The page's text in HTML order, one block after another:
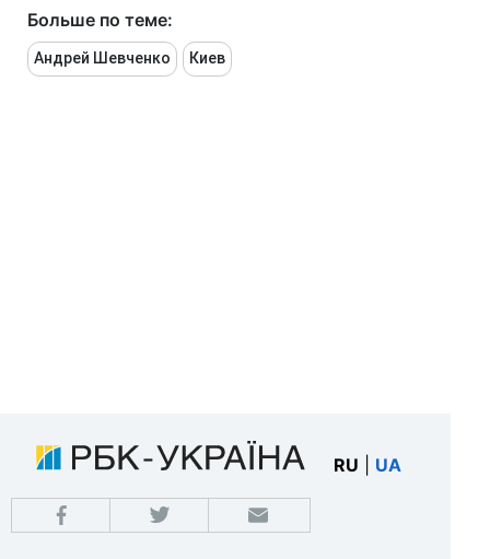
Больше по теме:
Андрей Шевченко Киев
RU UA